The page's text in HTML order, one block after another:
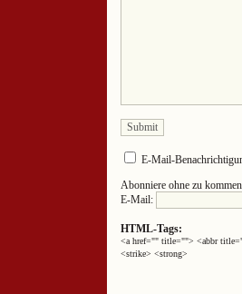
E-Mail-
Abonniere ohne zu
E-Mail:
HTML-Tags:
<a href="" title=""> <abbr
<strike> <strong>